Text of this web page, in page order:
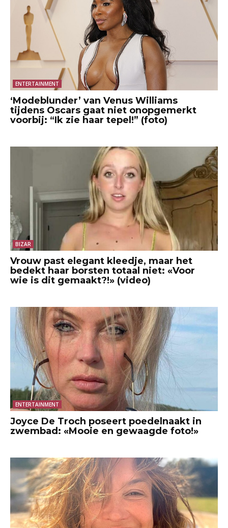
ENTERTAINMENT
‘Modeblunder’ van Venus Williams
tijdens Oscars gaat niet onopgemerkt
voorbij: “Ik zie haar tepel!” (foto)
BIZAR
Vrouw past elegant kleedje, maar het
bedekt haar borsten totaal niet: «Voor
wie is dit gemaakt?!» (video)
ENTERTAINMENT
Joyce De Troch poseert poedelnaakt in
zwembad: «Mooie en gewaagde foto!»